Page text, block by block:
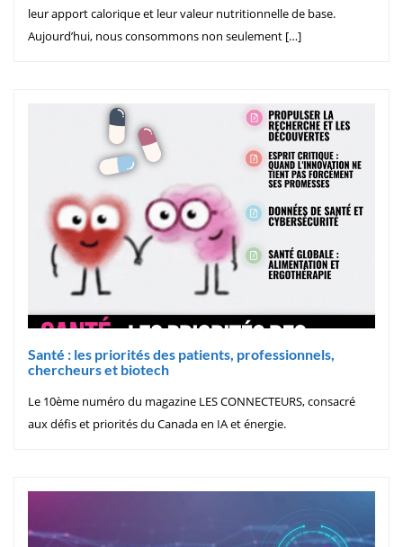
leur apport calorique et leur valeur nutritionnelle de base.
Aujourd’hui, nous consommons non seulement […]
Santé : les priorités des patients, professionnels,
chercheurs et biotech
Le 10ème numéro du magazine LES CONNECTEURS, consacré
aux défis et priorités du Canada en IA et énergie.